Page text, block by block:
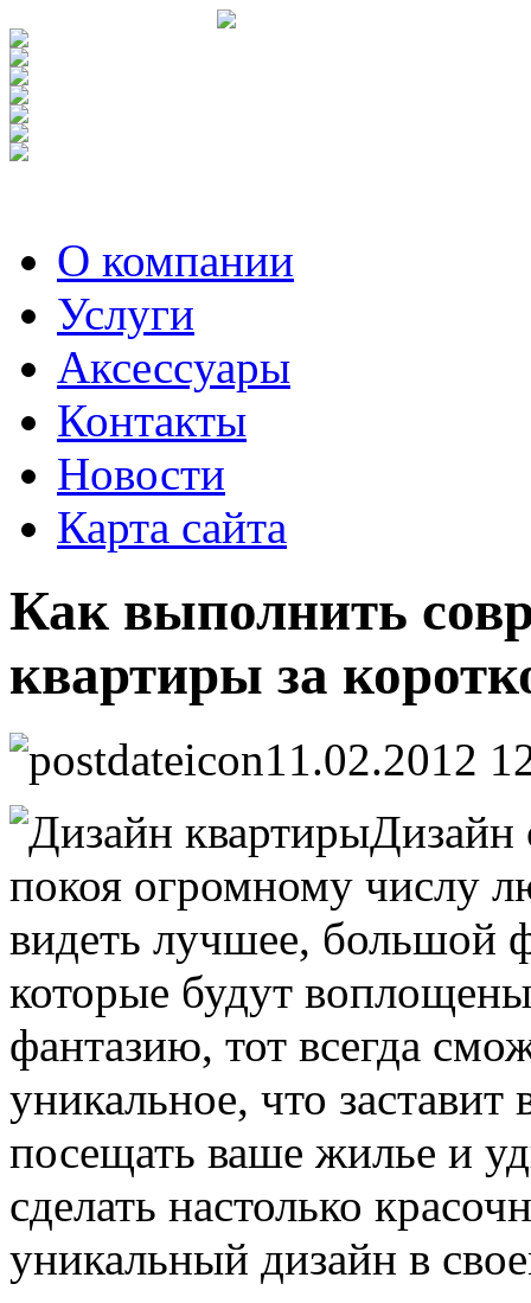
О компании
Услуги
Аксесcуары
Контакты
Новости
Карта сайта
Как выполнить
квартиры за
11.02.2012
Дизайн
покоя огромному числу
видеть лучшее, большой
которые будут
фантазию, тот всегда
уникальное, что
посещать ваше жилье и
сделать настолько
уникальный дизайн в